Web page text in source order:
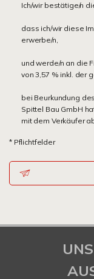
Ich/wir bestätige/n
dass ich/wir diese
erwerbe/n,
und werde/n an die
von 3,57 % inkl. der
bei Beurkundung
Spittel Bau GmbH
mit dem Verkäufer
* Pflichtfelder